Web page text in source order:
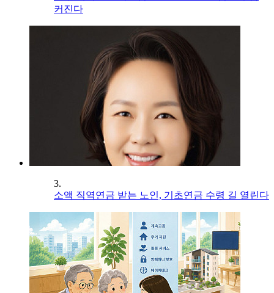
커진다
3.
소액 직역연금 받는 노인, 기초연금 수령 길 열린다